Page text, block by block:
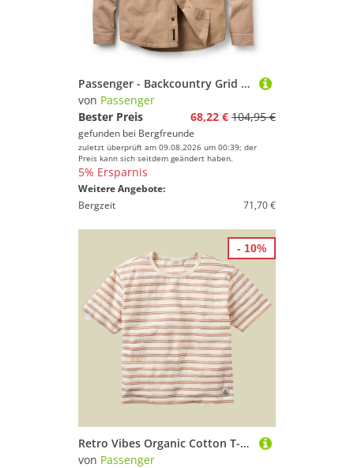
Passenger - Backcountry Grid Cord Shirt - Hemd Gr S beige
von Passenger
Bester Preis
68,22 € 104,95 €
gefunden bei Bergfreunde
zuletzt überprüft am 09.08.2026 um 00:39; der
Preis kann sich seitdem geändert haben.
5% Ersparnis
Weitere Angebote:
Bergzeit
71,70 €
Retro Vibes Organic Cotton T-Shirt Women L mehrfarbig - retro stripe
von Passenger
- 10%